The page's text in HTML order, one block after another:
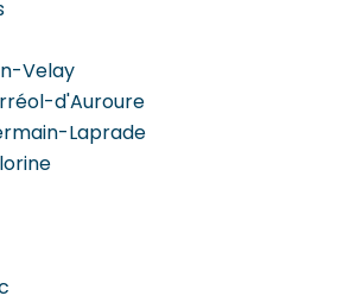
Velay
d'Auroure
Laprade